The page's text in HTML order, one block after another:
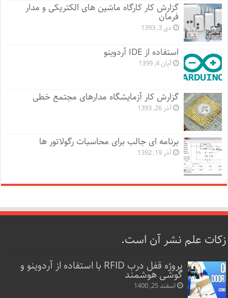
گزارش کار کارگاه ماشین های الکتریکی و مدار
فرمان
دی 3, 1393
استفاده از IDE آردوینو
آبان 4, 1399
گزارش کار آزمایشگاه مدارهای مجتمع خطی
آذر 26, 1393
برنامه ای جالب برای محاسبات رگولاتور ها
آذر 19, 1392
زکات علم نشر آن است.
پروژه قفل‌ درب RFID با استفاده از آردوینو و
گوشی هوشمند
اسفند 25, 1400